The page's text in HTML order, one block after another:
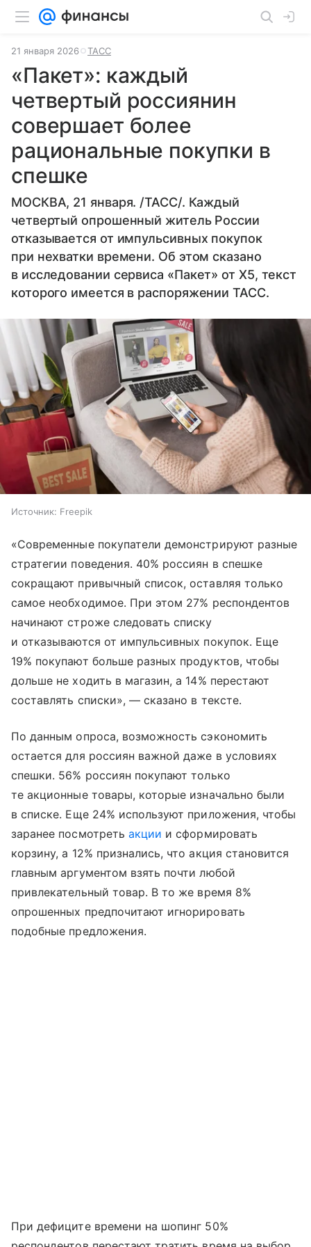
21 января 2026 ТАСС
«Пакет»: каждый
четвертый россиянин
совершает более
рациональные покупки в
спешке
МОСКВА, 21 января. /ТАСС/. Каждый
четвертый опрошенный житель России
отказывается от импульсивных покупок
при нехватки времени. Об этом сказано
в исследовании сервиса «Пакет» от Х5, текст
которого имеется в распоряжении ТАСС.
Источник: Freepik
«Современные покупатели демонстрируют разные
стратегии поведения. 40% россиян в спешке
сокращают привычный список, оставляя только
самое необходимое. При этом 27% респондентов
начинают строже следовать списку
и отказываются от импульсивных покупок. Еще
19% покупают больше разных продуктов, чтобы
дольше не ходить в магазин, а 14% перестают
составлять списки», — сказано в тексте.
По данным опроса, возможность сэкономить
остается для россиян важной даже в условиях
спешки. 56% россиян покупают только
те акционные товары, которые изначально были
в списке. Еще 24% используют приложения, чтобы
заранее посмотреть акции и сформировать
корзину, а 12% признались, что акция становится
главным аргументом взять почти любой
привлекательный товар. В то же время 8%
опрошенных предпочитают игнорировать
подобные предложения.
При дефиците времени на шопинг 50%